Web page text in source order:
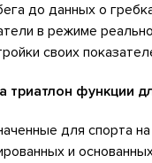
до данных о
в режиме
своих
триатлон функции
для спорта
и